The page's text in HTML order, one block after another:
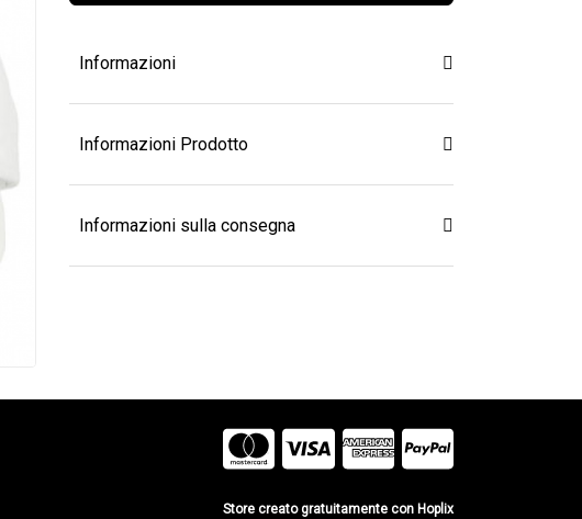
Informazioni
Informazioni Prodotto
Informazioni sulla consegna
Store creato gratuitamente con Hoplix